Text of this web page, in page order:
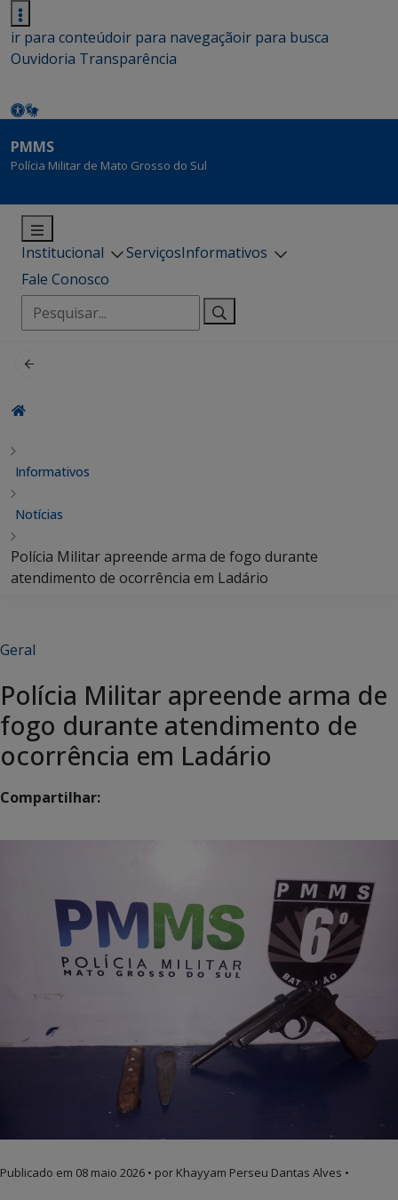
ir para conteúdoir para navegaçãoir para busca
Ouvidoria Transparência
PMMS
Polícia Militar de Mato Grosso do Sul
Institucional ServiçosInformativos
Fale Conosco
Pesquisar
por:
Informativos
Notícias
Polícia Militar apreende arma de fogo durante
atendimento de ocorrência em Ladário
Geral
Polícia Militar apreende arma de
fogo durante atendimento de
ocorrência em Ladário
Compartilhar:
Publicado em 08 maio 2026 • por Khayyam Perseu Dantas Alves •